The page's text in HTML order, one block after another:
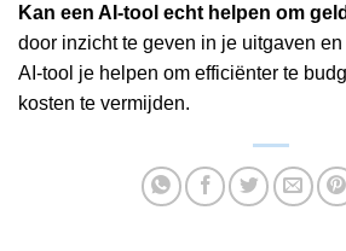
Kan een AI-tool echt helpen om
door inzicht te geven in je uitgaven
AI-tool je helpen om efficiënter te
kosten te vermijden.